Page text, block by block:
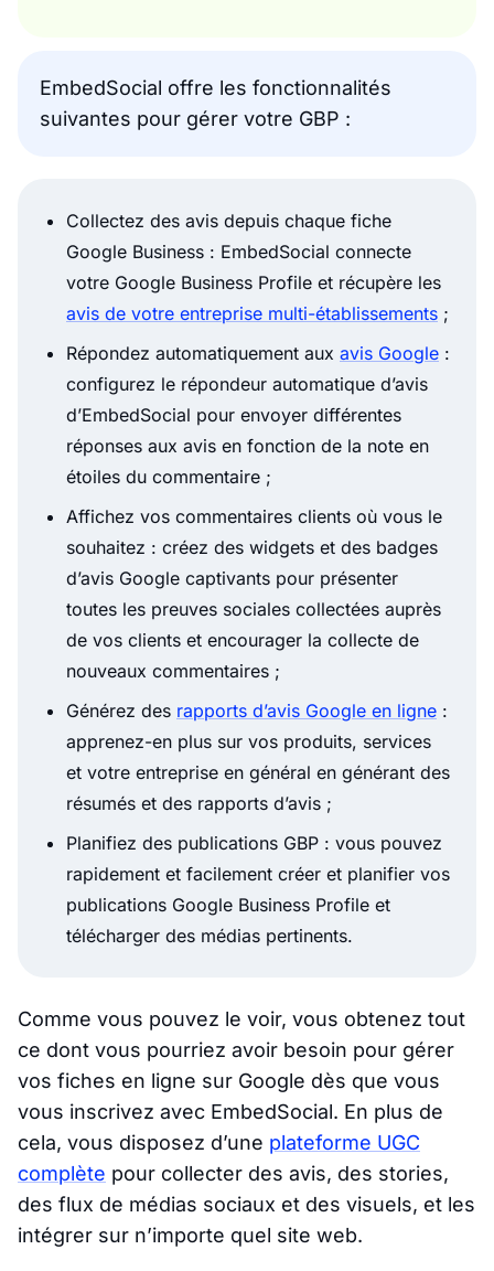
EmbedSocial offre les fonctionnalités
suivantes pour gérer votre GBP :
Collectez des avis depuis chaque fiche
Google Business : EmbedSocial connecte
votre Google Business Profile et récupère les
avis de votre entreprise multi-établissements ;
Répondez automatiquement aux avis Google :
configurez le répondeur automatique d’avis
d’EmbedSocial pour envoyer différentes
réponses aux avis en fonction de la note en
étoiles du commentaire ;
Affichez vos commentaires clients où vous le
souhaitez : créez des widgets et des badges
d’avis Google captivants pour présenter
toutes les preuves sociales collectées auprès
de vos clients et encourager la collecte de
nouveaux commentaires ;
Générez des rapports d’avis Google en ligne :
apprenez-en plus sur vos produits, services
et votre entreprise en général en générant des
résumés et des rapports d’avis ;
Planifiez des publications GBP : vous pouvez
rapidement et facilement créer et planifier vos
publications Google Business Profile et
télécharger des médias pertinents.
Comme vous pouvez le voir, vous obtenez tout
ce dont vous pourriez avoir besoin pour gérer
vos fiches en ligne sur Google dès que vous
vous inscrivez avec EmbedSocial. En plus de
cela, vous disposez d’une plateforme UGC
complète pour collecter des avis, des stories,
des flux de médias sociaux et des visuels, et les
intégrer sur n’importe quel site web.